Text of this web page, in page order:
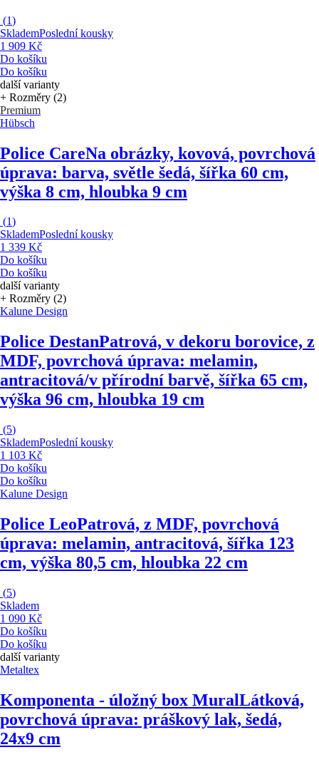
(1)
SklademPoslední kousky
1 909 Kč
Do košíku
Do košíku
další varianty
+ Rozměry (2)
Premium
Hübsch
Police CareNa obrázky, kovová, povrchová
úprava: barva, světle šedá, šířka 60 cm,
výška 8 cm, hloubka 9 cm
(1)
SklademPoslední kousky
1 339 Kč
Do košíku
Do košíku
další varianty
+ Rozměry (2)
Kalune Design
Police DestanPatrová, v dekoru borovice, z
MDF, povrchová úprava: melamin,
antracitová/v přírodní barvě, šířka 65 cm,
výška 96 cm, hloubka 19 cm
(5)
SklademPoslední kousky
1 103 Kč
Do košíku
Do košíku
Kalune Design
Police LeoPatrová, z MDF, povrchová
úprava: melamin, antracitová, šířka 123
cm, výška 80,5 cm, hloubka 22 cm
(5)
Skladem
1 090 Kč
Do košíku
Do košíku
další varianty
Metaltex
Komponenta - úložný box MuralLátková,
povrchová úprava: práškový lak, šedá,
24x9 cm